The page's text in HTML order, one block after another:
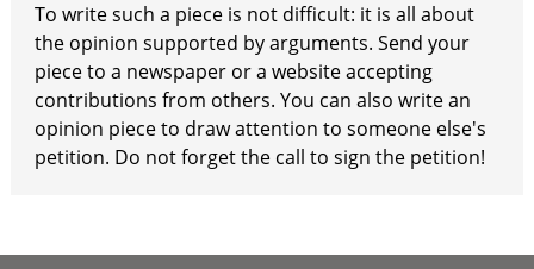
To write such a piece is not difficult: it is all about
the opinion supported by arguments. Send your
piece to a newspaper or a website accepting
contributions from others. You can also write an
opinion piece to draw attention to someone else's
petition. Do not forget the call to sign the petition!